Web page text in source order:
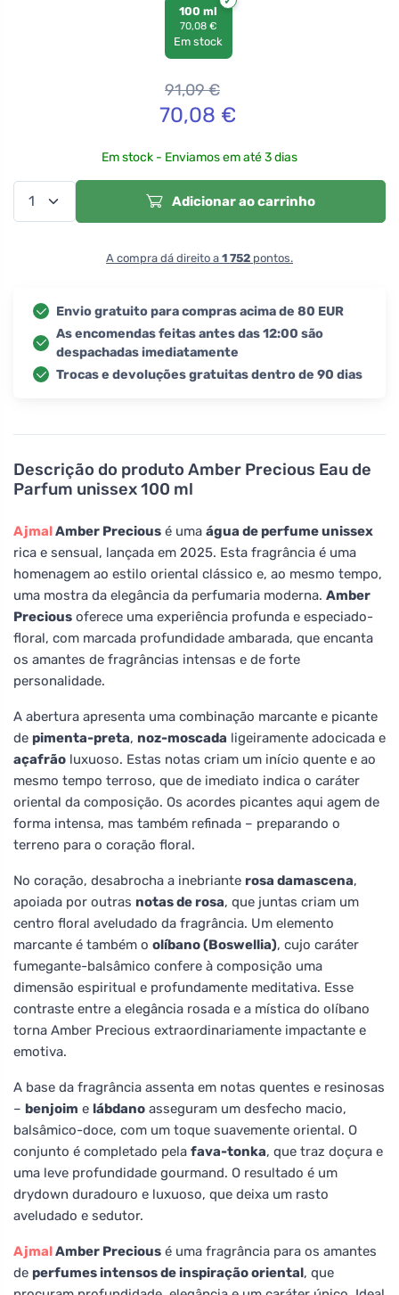
Descrição do produto Amber Precious Eau de
Parfum unissex 100 ml
AjmalAmber Precious é uma água de perfume unissex
rica e sensual, lançada em 2025. Esta fragrância é uma
homenagem ao estilo oriental clássico e, ao mesmo tempo,
uma mostra da elegância da perfumaria moderna. Amber
Precious oferece uma experiência profunda e especiado-
floral, com marcada profundidade ambarada, que encanta
os amantes de fragrâncias intensas e de forte
personalidade.
A abertura apresenta uma combinação marcante e picante
de pimenta-preta, noz-moscada ligeiramente adocicada e
açafrão luxuoso. Estas notas criam um início quente e ao
mesmo tempo terroso, que de imediato indica o caráter
oriental da composição. Os acordes picantes aqui agem de
forma intensa, mas também refinada – preparando o
terreno para o coração floral.
No coração, desabrocha a inebriante rosa damascena,
apoiada por outras notas de rosa, que juntas criam um
centro floral aveludado da fragrância. Um elemento
marcante é também o olíbano (Boswellia), cujo caráter
fumegante-balsâmico confere à composição uma
dimensão espiritual e profundamente meditativa. Esse
contraste entre a elegância rosada e a mística do olíbano
torna Amber Precious extraordinariamente impactante e
emotiva.
A base da fragrância assenta em notas quentes e resinosas
– benjoim e lábdano asseguram um desfecho macio,
balsâmico-doce, com um toque suavemente oriental. O
conjunto é completado pela fava-tonka, que traz doçura e
uma leve profundidade gourmand. O resultado é um
drydown duradouro e luxuoso, que deixa um rasto
aveludado e sedutor.
AjmalAmber Precious é uma fragrância para os amantes
de perfumes intensos de inspiração oriental, que
100 ml
70,08 €
Em stock
91,09€
70,08 €
Em stock - Enviamos em até 3 dias
Adicionar ao carrinho
A compra dá direito a 1 752 pontos.
Envio gratuito para compras acima de 80 EUR
As encomendas feitas antes das 12:00 são
despachadas imediatamente
Trocas e devoluções gratuitas dentro de 90 dias